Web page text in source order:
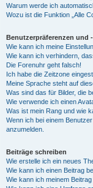
Warum werde ich
Wozu ist die Funktion „Alle
Benutzerpräferenzen und
Wie kann ich meine
Wie kann ich verhindern,
Die Forenuhr geht falsch!
Ich habe die Zeitzone
Meine Sprache steht auf
Was sind das für Bilder, die
Wie verwende ich einen
Was ist mein Rang und wie
Wenn ich bei einem
anzumelden.
Beiträge schreiben
Wie erstelle ich ein neues
Wie kann ich einen Beitrag
Wie kann ich meinem